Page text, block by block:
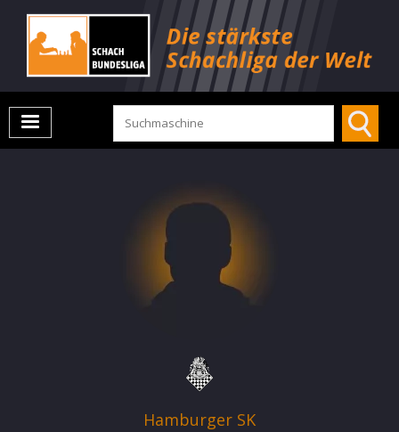
Hamburger SK